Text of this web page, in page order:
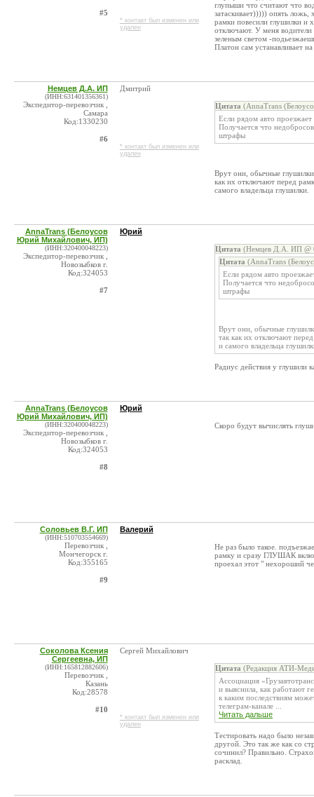
#5
* контакт был изменен или
удален
глупыши что считают что
затаскивает))))) опять ложь,
рамки повесили глушилки и
отключают. У меня водители
зеленым светом -
Платон сам устанавливает
Немцев Д.А. ИП
(ИНН:631401356361)
Экспедитор-перевозчик ,
Самара
Код:1330230
#6
Дмитрий
* контакт был изменен или
удален
Цитата (AnnaTrans
Если рядом авто
Получается что
штрафы
Врут они, обычные
как их отключают перед
самого владельца глушилки.
AnnaTrans (Белоусов
Юрий Михайлович, ИП)
(ИНН:320400048223)
Экспедитор-перевозчик ,
Новозыбков г.
Код:324053
#7
Юрий
Цитата (Немцев Д.А. ИП @
Цитата (AnnaTrans
Если рядом авто
Получается что
штрафы
Врут они, обычные
так как их отключают
и самого владельца
Радиус действия у глушили
AnnaTrans (Белоусов
Юрий Михайлович, ИП)
(ИНН:320400048223)
Экспедитор-перевозчик ,
Новозыбков г.
Код:324053
#8
Юрий
Скоро будут вычислять
Соловьев В.Г. ИП
(ИНН:510703554669)
Перевозчик ,
Мончегорск г.
Код:355165
#9
Валерий
Не раз было такое.
рамку и сразу ГЛУШАК
проехал этот " нехороший
Соколова Ксения
Сергеевна, ИП
(ИНН:165812882606)
Перевозчик ,
Казань
Код:28578
#10
Сергей Михайлович
* контакт был изменен или
удален
Цитата (Редакция АТИ-
Ассоциация
и выяснила, как работают
к каким последствиям
телеграм-канале ...
Читать дальше
Тестировать надо было
другой. Это так же как со
сочинил? Правильно.
расклад.